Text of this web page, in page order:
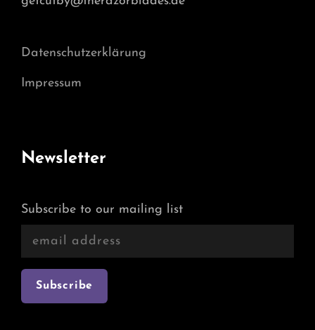
Datenschutzerklärung
Impressum
Newsletter
Subscribe to our mailing list